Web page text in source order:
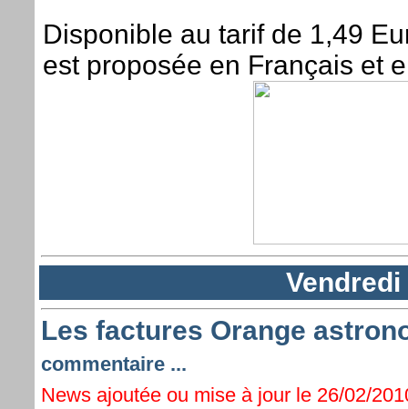
Disponible au tarif de 1,49
est proposée en Français et
Vendredi
Les factures Orange
commentaire ...
News ajoutée ou mise à jour le 26/02/